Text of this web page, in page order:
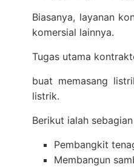
Biasanya, layanan
komersial lainnya.
Tugas utama
buat memasang
listrik.
Berikut ialah
Pembangkit
Membangun